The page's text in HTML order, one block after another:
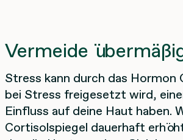
Vermeide
Stress kann durch das Hormon
bei Stress freigesetzt wird,
Einfluss auf deine Haut haben.
Cortisolspiegel dauerhaft